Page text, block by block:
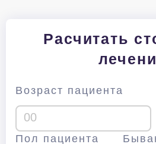
Расчитать
Возраст пациента
Пол пациента